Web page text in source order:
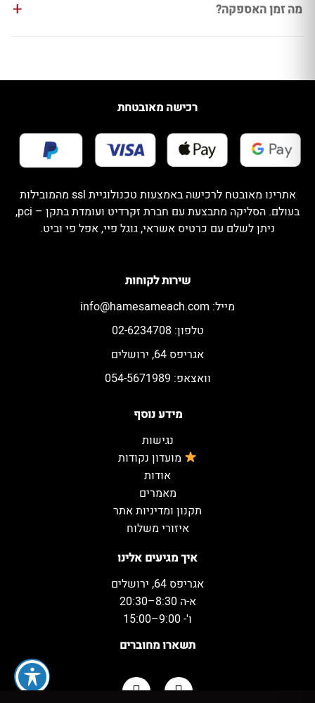
מה זמן האספקה?
איך מגיעים אלינו
אגריפס 64, ירושלים
א-ה 8:30–20:30
ו'- 9:00–15:00
תשארו מחוברים
מידע נוסף
נגישות
מועדון נקודות
אודות
מאמרים
תקנון ומדיניות אתר
איזורי משלוח
שירות לקוחות
מייל: info@hamesameach.com
טלפון: 02-6234708
אגריפס 64, ירושלים
וואצאפ: 054-5671989
רכישה מאובטחת
אתרינו מאובטח לרכישה באמצעות טכנולוגיית ssl מהמובילות
בעולם. הסליקה מתבצעת עם חברת זקרדיט ועומדת בתקן – pci,
ניתן לשלם עם כרטיס אשראי, גוגל פיי, אפל פי וביט.